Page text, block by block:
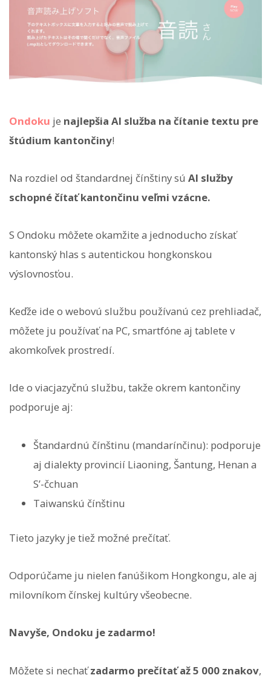
Ondoku je najlepšia AI služba na čítanie textu pre
štúdium kantončiny!
Na rozdiel od štandardnej čínštiny sú AI služby
schopné čítať kantončinu veľmi vzácne.
S Ondoku môžete okamžite a jednoducho získať
kantonský hlas s autentickou hongkonskou
výslovnosťou.
Keďže ide o webovú službu používanú cez prehliadač,
môžete ju používať na PC, smartfóne aj tablete v
akomkoľvek prostredí.
Ide o viacjazyčnú službu, takže okrem kantončiny
podporuje aj:
Štandardnú čínštinu (mandarínčinu): podporuje
aj dialekty provincií Liaoning, Šantung, Henan a
S’-čchuan
Taiwanskú čínštinu
Tieto jazyky je tiež možné prečítať.
Odporúčame ju nielen fanúšikom Hongkongu, ale aj
milovníkom čínskej kultúry všeobecne.
Navyše, Ondoku je zadarmo!
Môžete si nechaťzadarmo prečítať až 5 000 znakov,